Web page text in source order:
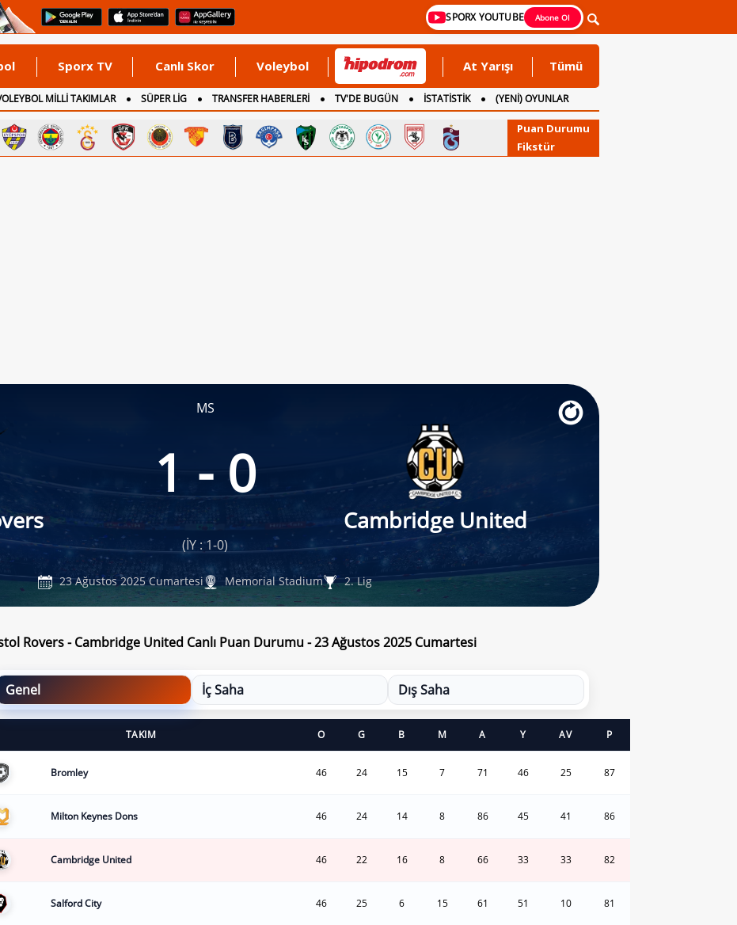
SPORX YOUTUBE Abone Ol
Sporx TV Canlı Skor Voleybol At Yarışı Tümü
MİLLİ TAKIMLAR SÜPER LİG TRANSFER HABERLERİ TV'DE BUGÜN İSTATİSTİK
(YENİ) OYUNLAR
Puan Durumu
Fikstür
MS
1 - 0
Cambridge United
(İY : 1-0)
23 Ağustos 2025 Cumartesi Memorial Stadium 2. Lig
Rovers - Cambridge United Canlı Puan Durumu - 23 Ağustos 2025 Cumartesi
Genel İç Saha Dış Saha
TAKIM O G B M A Y AV P
Bromley 46 24 15 7 71 46 25 87
Milton Keynes Dons 46 24 14 8 86 45 41 86
Cambridge United 46 22 16 8 66 33 33 82
Salford City 46 25 6 15 61 51 10 81